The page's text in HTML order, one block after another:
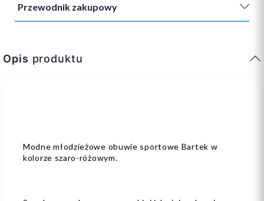
Przewodnik zakupowy
Opis produktu
Modne młodzieżowe obuwie sportowe Bartek w
kolorze szaro-różowym.